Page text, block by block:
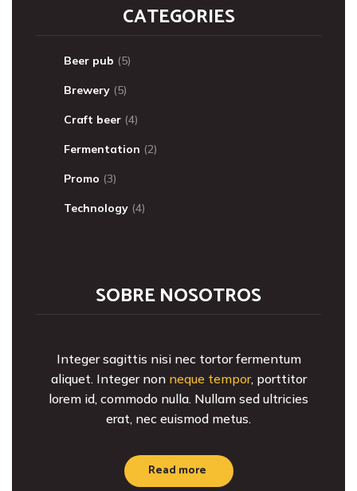
CATEGORIES
Beer pub (5)
Brewery (5)
Craft beer (4)
Fermentation (2)
Promo (3)
Technology (4)
SOBRE NOSOTROS
Integer sagittis nisi nec tortor fermentum
aliquet. Integer non neque tempor, porttitor
lorem id, commodo nulla. Nullam sed ultricies
erat, nec euismod metus.
Read more